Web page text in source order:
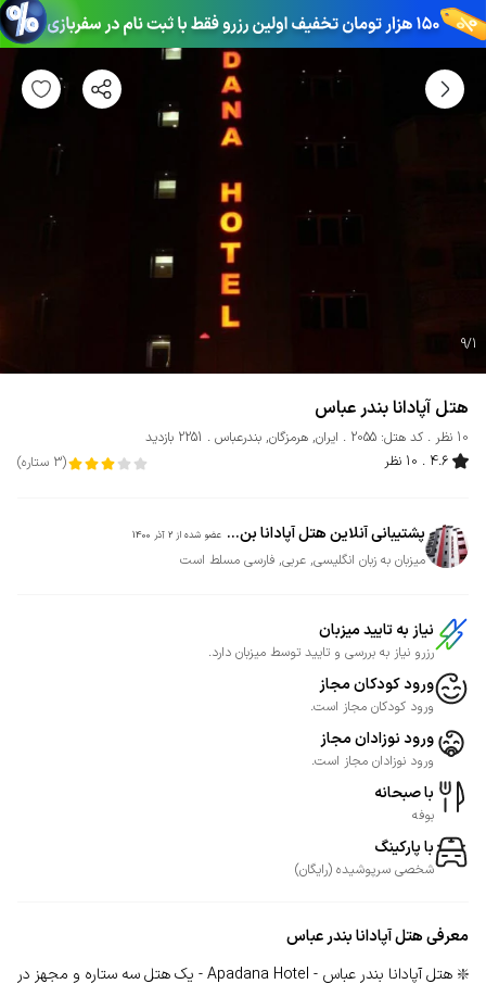
9/1
هتل آپادانا بندر عباس
10 نظر کد هتل: 2055 ایران, هرمزگان, بندرعباس
2251 بازدید
4.6
10 نظر (
3 ستاره)
پشتیبانی آنلاین هتل آپادانا بن... عضو شده از 2 آذر 1400
میزبان به زبان انگلیسی, عربی, فارسی مسلط است
نیاز به تایید میزبان
رزرو نیاز به بررسی و تایید توسط میزبان دارد.
ورود کودکان مجاز
ورود کودکان مجاز است.
ورود نوزادان مجاز
ورود نوزادان مجاز است.
با صبحانه
بوفه
با پارکینگ
شخصی سرپوشیده (رایگان)
معرفیهتل آپادانا بندر عباس
❇️ هتل آپادانا بندر عباس - Apadana Hotel - یک هتل سه ستاره و مجهز در